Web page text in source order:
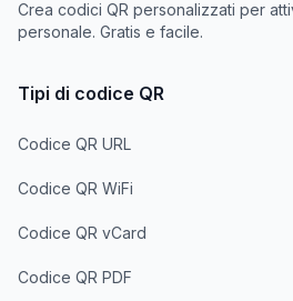
Crea codici QR personalizzati per
personale. Gratis e facile.
Tipi di codice QR
Codice QR URL
Codice QR WiFi
Codice QR vCard
Codice QR PDF